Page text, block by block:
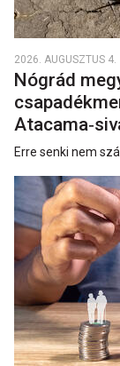
2026. AUGUSZTUS 4.
Nógrád
Erre senki nem